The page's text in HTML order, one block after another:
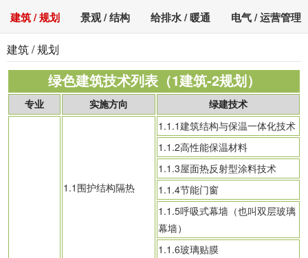
建筑 / 规划 景观 / 结构 给排水 / 暖通 电气 / 运营管理
建筑 / 规划
绿色建筑技术列表（1建筑-2规划）
专业 实施方向 绿建技术
1.1围护结构隔热
1.1.1建筑结构与保温一体化技术
1.1.2高性能保温材料
1.1.3屋面热反射型涂料技术
1.1.4节能门窗
1.1.5呼吸式幕墙（也叫双层玻璃
幕墙）
1.1.6玻璃贴膜